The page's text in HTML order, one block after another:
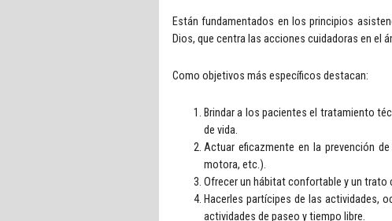
Están fundamentados en los principios
Dios, que centra las acciones cuidadoras en el
Como objetivos más específicos destacan:
Brindar a los pacientes el tratamiento
de vida.
Actuar eficazmente en la prevención
motora, etc.).
Ofrecer un hábitat confortable y un trato
Hacerles partícipes de las actividades,
actividades de paseo y tiempo libre.